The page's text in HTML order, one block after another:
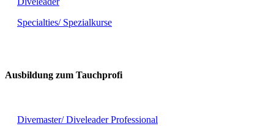
Specialties/ Spezialkurse
Ausbildung zum Tauchprofi
Divemaster/ Diveleader Professional